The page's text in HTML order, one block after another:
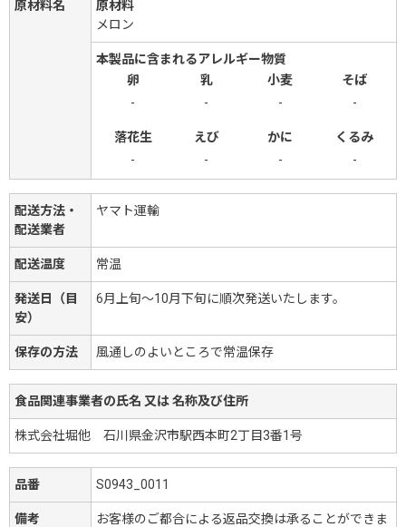
原材料名
原材料
メロン
本製品に含まれるアレルギー物質
卵
乳 小麦
そば
-
- - -
落花生 えび かに
くるみ
-
- - -
配送方法・
配送業者
ヤマト運輸
配送温度 常温
発送日（目
安）
6月上旬～10月下旬に順次発送いたします。
保存の方法 風通しのよいところで常温保存
食品関連事業者の氏名 又は 名称及び住所
株式会社堀他 石川県金沢市駅西本町2丁目3番1号
品番 S0943_0011
備考
お客様のご都合による返品交換は承ることができま